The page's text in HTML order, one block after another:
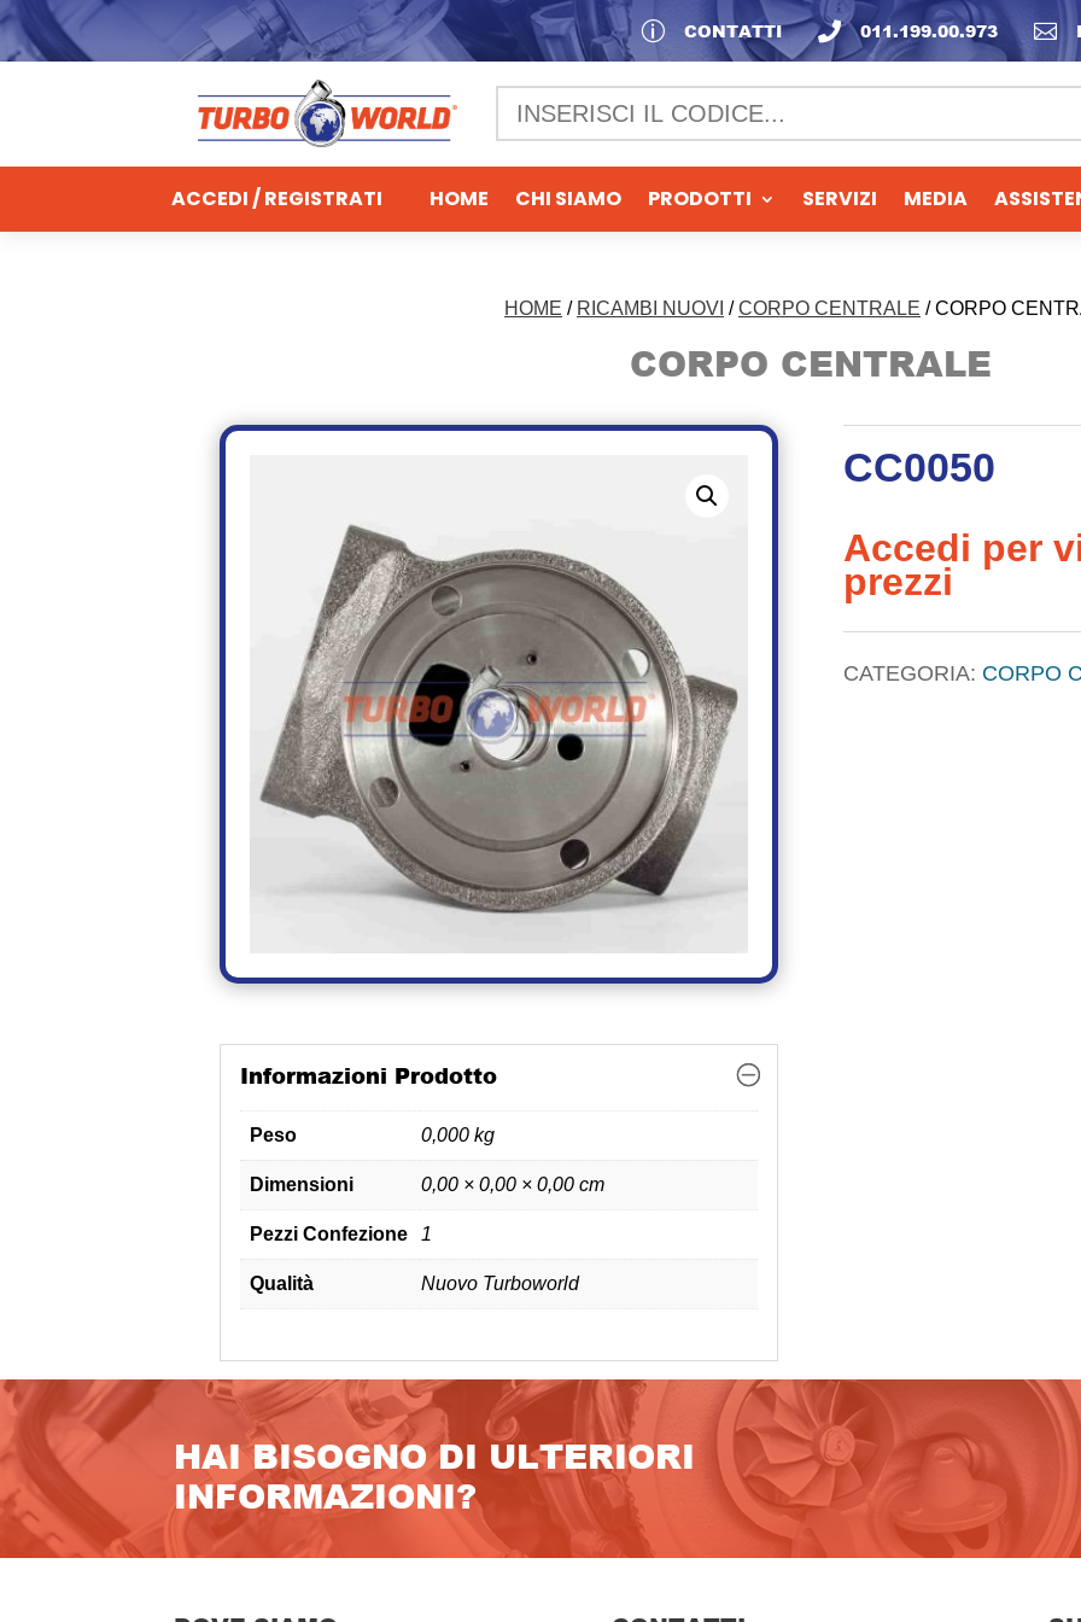

 011.199.00.973
p CONTATTI
ACCEDI / REGISTRATI HOME CHI SIAMO PRODOTTI SERVIZI MEDIA
HOME / RICAMBI NUOVI /CORPO CENTRALE / CORPO
CORPO CENTRALE
Informazioni Prodotto
Peso 0,000 kg
Dimensioni 0,00 × 0,00 × 0,00 cm
Pezzi Confezione 1
Qualità Nuovo Turboworld
CC0050
Accedi per
prezzi
CATEGORIA: CORPO
HAI BISOGNO DI ULTERIORI
INFORMAZIONI?